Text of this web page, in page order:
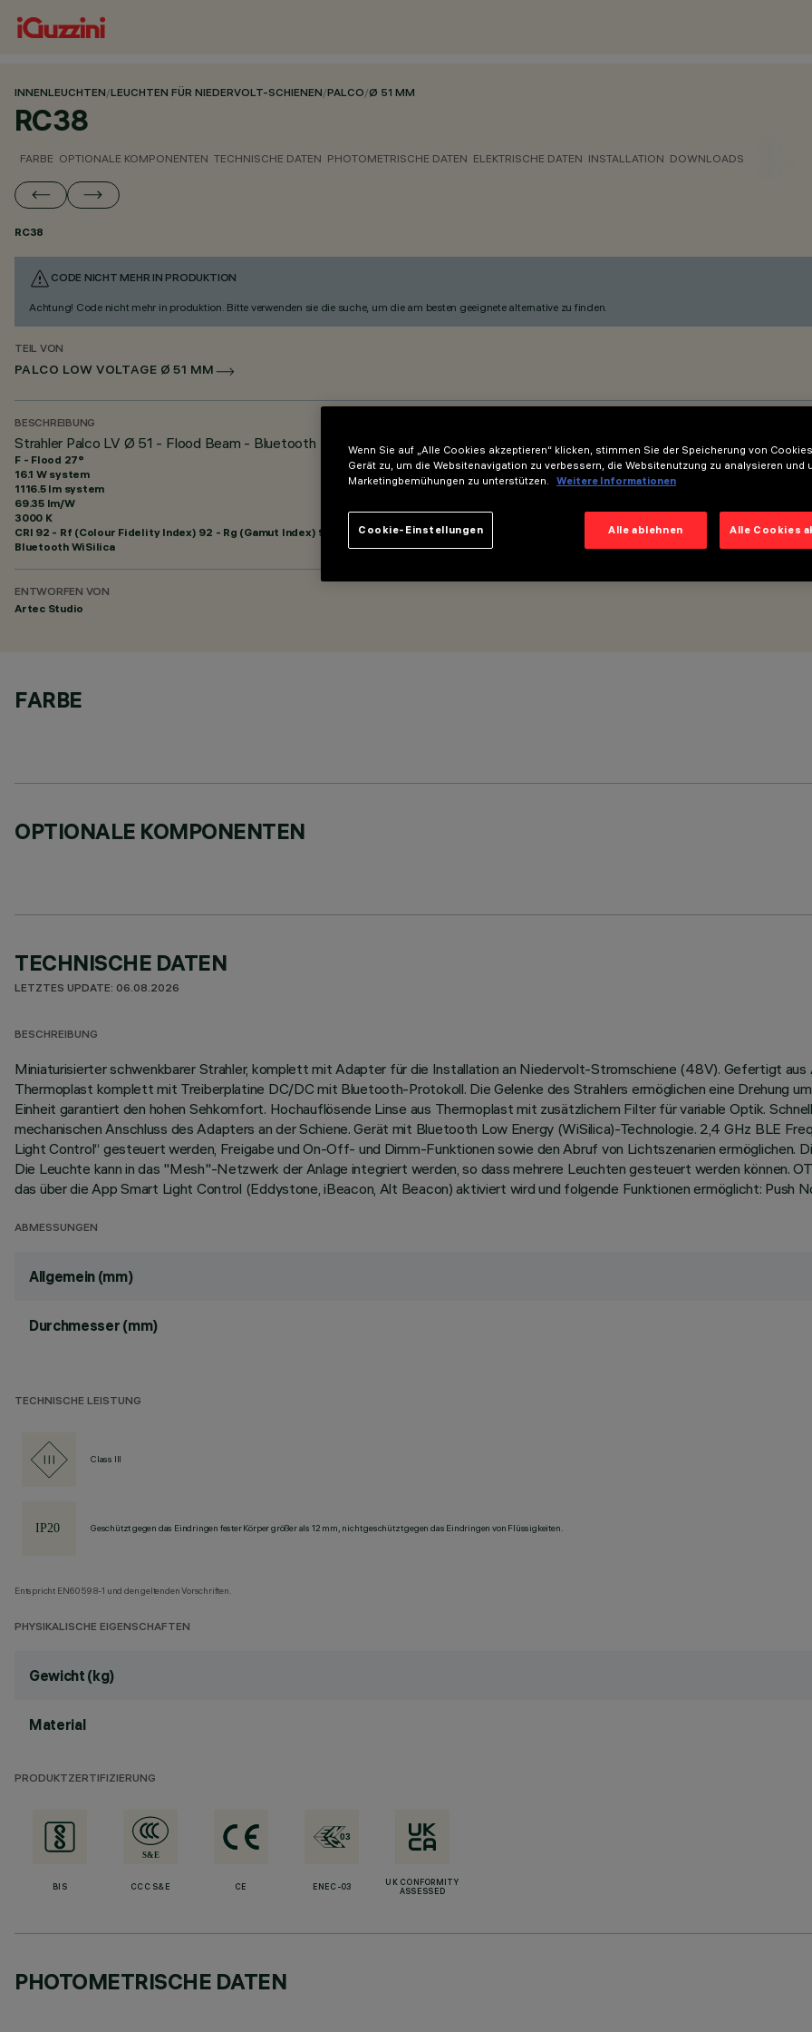
INNENLEUCHTEN/LEUCHTEN FÜR NIEDERVOLT-SCHIENEN/PALCO/Ø 51 MM
RC38
FARBE OPTIONALE KOMPONENTEN TECHNISCHE DATEN PHOTOMETRISCHE DATEN ELEKTRISCHE DATEN INSTALLATION DOWNLOADS
RC38
CODE NICHT MEHR IN PRODUKTION
Achtung! Code nicht mehr in produktion. Bitte verwenden sie die suche, um die am besten geeignete alternative zu finden.
TEIL VON
PALCO LOW VOLTAGE Ø 51 MM
BESCHREIBUNG
Strahler Palco LV Ø 51 - Flood Beam - Bluetooth
F - Flood 27°
16.1 W system
1116.5 lm system
69.35 lm/W
3000 K
CRI 92 - Rf (Colour Fidelity Index) 92 - Rg (Gamut Index) 99
Bluetooth WiSilica
ENTWORFEN VON
Artec Studio
FARBE
OPTIONALE KOMPONENTEN
TECHNISCHE DATEN
LETZTES UPDATE: 06.08.2026
BESCHREIBUNG
Miniaturisierter schwenkbarer Strahler, komplett mit Adapter für die Installation an Niedervolt-Stromschiene (48V). Gefertigt aus
Thermoplast komplett mit Treiberplatine DC/DC mit Bluetooth-Protokoll. Die Gelenke des Strahlers ermöglichen eine Drehung
Einheit garantiert den hohen Sehkomfort. Hochauflösende Linse aus Thermoplast mit zusätzlichem Filter für variable Optik.
mechanischen Anschluss des Adapters an der Schiene. Gerät mit Bluetooth Low Energy (WiSilica)-Technologie. 2,4 GHz BLE
Light Control“ gesteuert werden, Freigabe und On-Off- und Dimm-Funktionen sowie den Abruf von Lichtszenarien ermöglichen.
Die Leuchte kann in das "Mesh"-Netzwerk der Anlage integriert werden, so dass mehrere Leuchten gesteuert werden können.
das über die App Smart Light Control (Eddystone, iBeacon, Alt Beacon) aktiviert wird und folgende Funktionen ermöglicht: Push
ABMESSUNGEN
Allgemein (mm)
Durchmesser (mm)
TECHNISCHE LEISTUNG
Class III
Geschützt gegen das Eindringen fester Körper größer als 12 mm, nicht geschützt gegen das Eindringen von Flüssigkeiten.
Entspricht EN60598-1 und den geltenden Vorschriften.
PHYSIKALISCHE EIGENSCHAFTEN
Gewicht (kg)
Material
PRODUKTZERTIFIZIERUNG
BIS CCC S&E CE ENEC-03
UK CONFORMITY
ASSESSED
PHOTOMETRISCHE DATEN
Wenn Sie auf „Alle Cookies akzeptieren“ klicken, stimmen Sie der Speicherung von
Gerät zu, um die Websitenavigation zu verbessern, die Websitenutzung zu analysieren und
Marketingbemühungen zu unterstützen.
Weitere Informationen
Alle ablehnen Alle Cookies
Cookie-Einstellungen